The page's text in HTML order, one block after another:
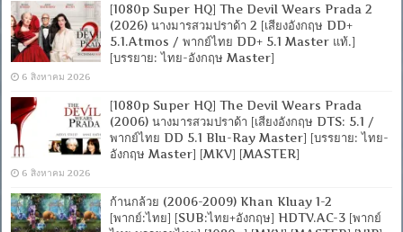
[1080p Super HQ] The Devil Wears Prada 2
(2026) นางมารสวมปราด้า 2 [เสียงอังกฤษ DD+
5.1.Atmos / พากย์ไทย DD+ 5.1 Master แท้.]
[บรรยาย: ไทย-อังกฤษ Master]
6 สิงหาคม 2026
[1080p Super HQ] The Devil Wears Prada
(2006) นางมารสวมปราด้า [เสียงอังกฤษ DTS: 5.1 /
พากย์ไทย DD 5.1 Blu-Ray Master] [บรรยาย: ไทย-
อังกฤษ Master] [MKV] [MASTER]
6 สิงหาคม 2026
ก้านกล้วย (2006-2009) Khan Kluay 1-2
[พากย์:ไทย] [SUB:ไทย+อังกฤษ] HDTV.AC-3 [พากย์